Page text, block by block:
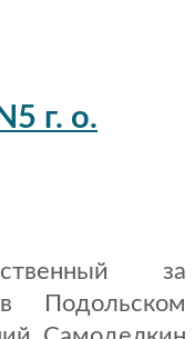
г. о.
за
Подольском